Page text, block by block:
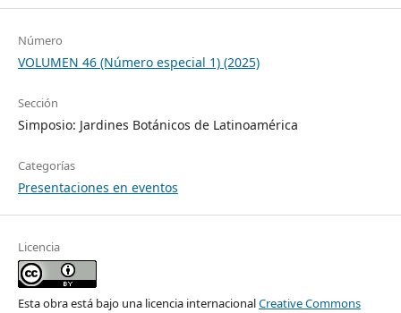
Número
VOLUMEN 46 (Número especial 1) (2025)
Sección
Simposio: Jardines Botánicos de Latinoamérica
Categorías
Presentaciones en eventos
Licencia
Esta obra está bajo una licencia internacionalCreative Commons